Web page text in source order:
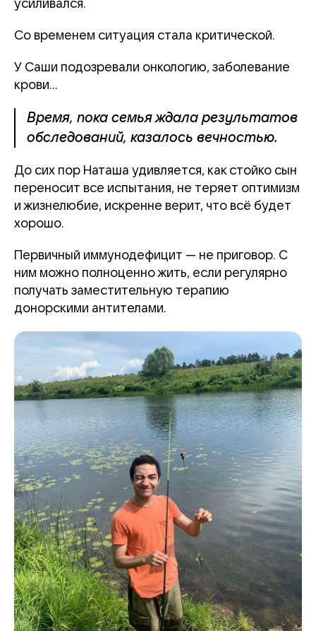
усиливался.
Со временем ситуация стала критической.
У Саши подозревали онкологию, заболевание
крови…
Время, пока семья ждала результатов
обследований, казалось вечностью.
До сих пор Наташа удивляется, как стойко сын
переносит все испытания, не теряет оптимизм
и жизнелюбие, искренне верит, что всё будет
хорошо.
Первичный иммунодефицит — не приговор. С
ним можно полноценно жить, если регулярно
получать заместительную терапию
донорскими антителами.